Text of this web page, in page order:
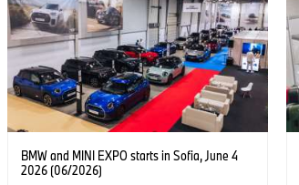
BMW and MINI EXPO starts in Sofia, June 4
2026 (06/2026)